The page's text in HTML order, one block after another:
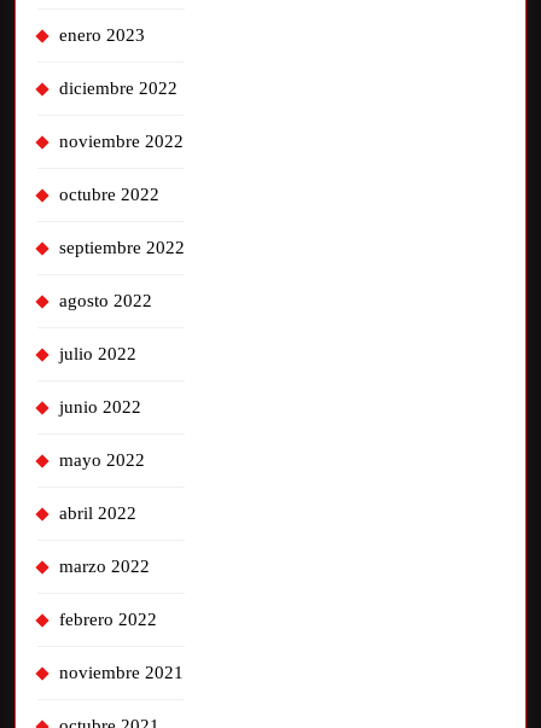
enero 2023
diciembre 2022
noviembre 2022
octubre 2022
septiembre 2022
agosto 2022
julio 2022
junio 2022
mayo 2022
abril 2022
marzo 2022
febrero 2022
noviembre 2021